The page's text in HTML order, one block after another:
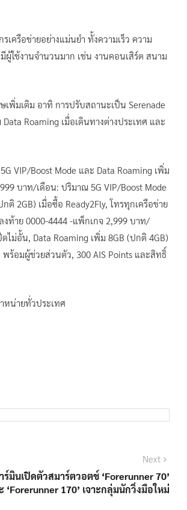
เครือข่ายอย่างแม่นยำ ทั้งความเร็ว ความ
ผู้ใช้งานจำนวนมาก เช่น งานคอนเสิร์ต สนาม
พิ่มเติม อาทิ การปรับสถานะเป็น Serenade
Roaming เมื่อเดินทางต่างประเทศ และ
VIP/Boost Mode และ Data Roaming เพิ่ม
บาท/เดือน: ปริมาณ 5G VIP/Boost Mode
ติ 2GB) เมื่อซื้อ Ready2Fly, โทรทุกเครือข่าย
งท้าย 0000-4444 -แพ็กเกจ 2,999 บาท/
ไม่อั้น, Data Roaming เพิ่ม 8GB (ปกติ 4GB)
พร้อมผู้ช่วยส่วนตัว, 300 AIS Points และสิทธิ์
หน่ายทั่วประเทศ
Next
ร์มินเปิดตัวสมาร์ตวอตช์ ‘Forerunner 70’
‘Forerunner 170’ เจาะกลุ่มนักวิ่งมือใหม่